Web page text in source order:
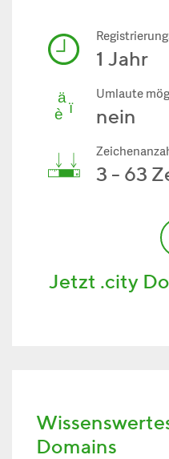
1 Jahr
Umlaute
nein
3 - 63
Jetzt .city
Domains